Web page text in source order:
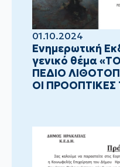
01.10.2024
Ενημερωτική
γενικό θέμα
ΠΕΔΙΟ
ΟΙ ΠΡΟΟΠΤΙΚΕΣ